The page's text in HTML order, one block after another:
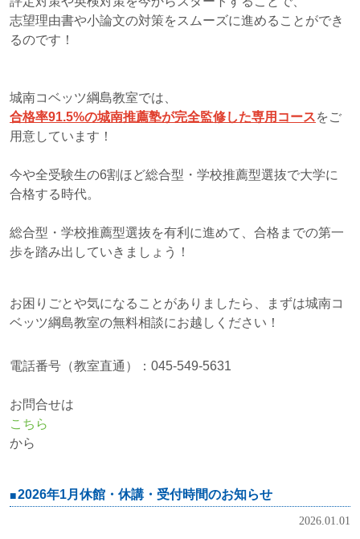
志望理由書や小論文の対策をスムーズに進めることができ
るのです！
城南コベッツ綱島教室では、
合格率91.5%の城南推薦塾が完全監修した専用コースをご
用意しています！
今や全受験生の6割ほど総合型・学校推薦型選抜で大学に
合格する時代。
総合型・学校推薦型選抜を有利に進めて、合格までの第一
歩を踏み出していきましょう！
お困りごとや気になることがありましたら、まずは城南コ
ベッツ綱島教室の無料相談にお越しください！
電話番号（教室直通）：045-549-5631
お問合せは
こちら
から
2026年1月休館・休講・受付時間のお知らせ
2026.01.01